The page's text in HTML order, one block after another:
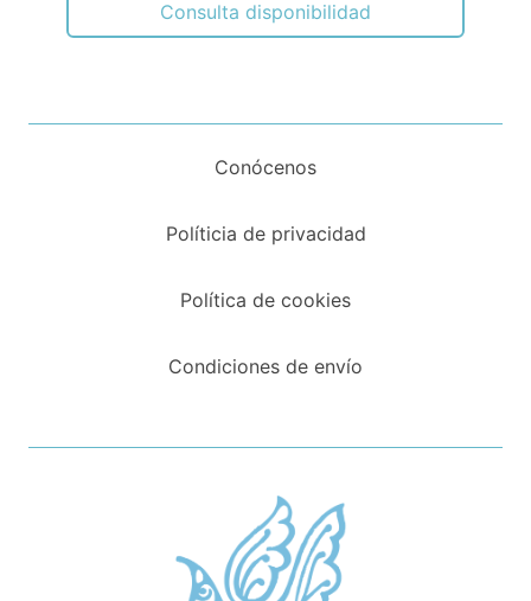
Consulta disponibilidad
Conócenos
Políticia de privacidad
Política de cookies
Condiciones de envío